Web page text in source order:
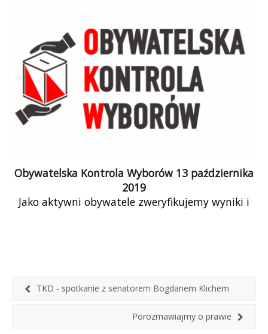
Obywatelska Kontrola Wyborów 13 października
2019
Jako aktywni obywatele zweryfikujemy wyniki i
TKD - spotkanie z senatorem Bogdanem Klichem
Porozmawiajmy o prawie